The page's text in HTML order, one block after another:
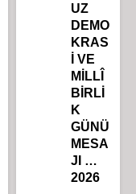
UZ
DEMO
KRAS
İ VE
MİLLÎ
BİRLİ
K
GÜNÜ
MESA
JI …
2026